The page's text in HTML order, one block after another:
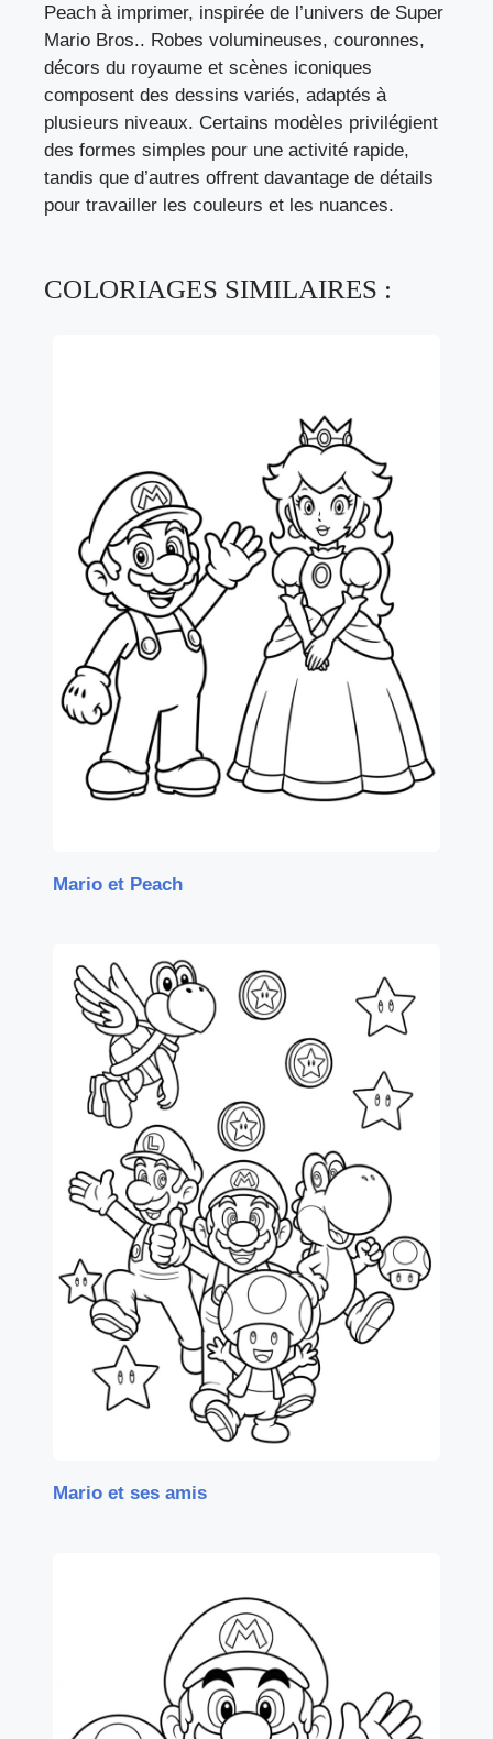
Peach à imprimer, inspirée de l’univers de Super
Mario Bros.. Robes volumineuses, couronnes,
décors du royaume et scènes iconiques
composent des dessins variés, adaptés à
plusieurs niveaux. Certains modèles privilégient
des formes simples pour une activité rapide,
tandis que d’autres offrent davantage de détails
pour travailler les couleurs et les nuances.
COLORIAGES SIMILAIRES :
Mario et Peach
Mario et ses amis